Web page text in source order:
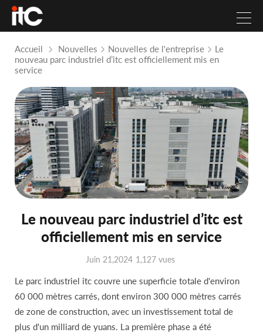
Accueil Nouvelles Nouvelles de l'entreprise
Le
nouveau parc industriel d’itc est officiellement mis en
service
Le nouveau parc industriel d’itc est
officiellement mis en service
Juin 21,2024 1,127 vues
Le parc industriel itc couvre une superficie totale d'environ
60 000 mètres carrés, dont environ 300 000 mètres carrés
de zone de construction, avec un investissement total de
plus d'un milliard de yuans. La première phase a été